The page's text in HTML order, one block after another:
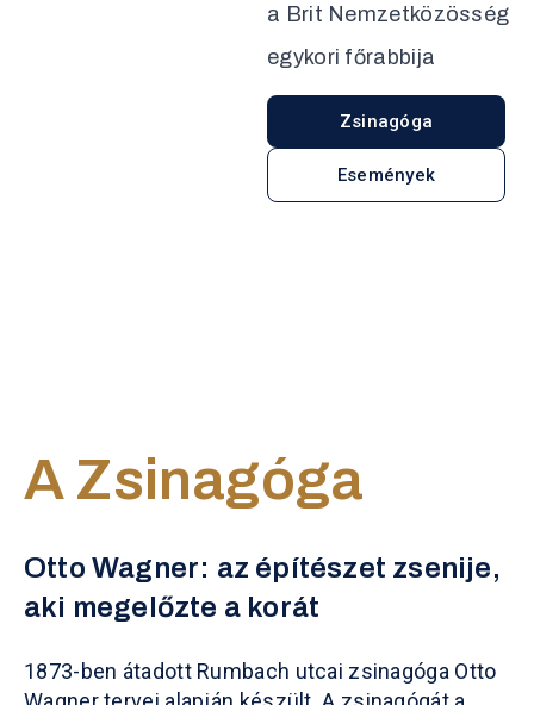
a Brit Nemzetközösség
egykori főrabbija
Zsinagóga
Események
A Zsinagóga
Otto Wagner: az építészet zsenije,
aki megelőzte a korát
1873-ben átadott Rumbach utcai zsinagóga Otto